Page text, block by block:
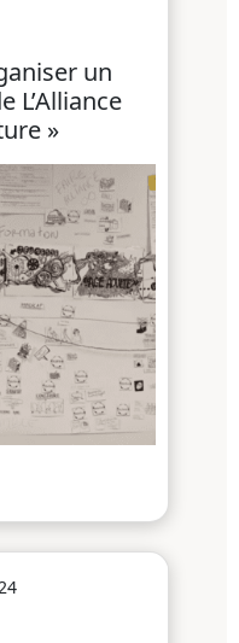
un
L’Alliance
»